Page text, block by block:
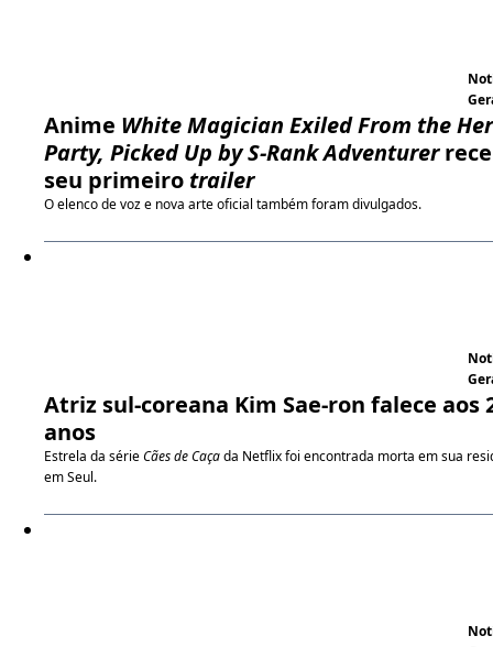
Anime White Magician Exiled From the
Party, Picked Up by S-Rank Adventurer
seu primeiro trailer
O elenco de voz e nova arte oficial também foram divulgados.
Atriz sul-coreana Kim Sae-ron falece aos
anos
Estrela da sérieCães de Caçada Netflix foi encontrada morta em sua
em Seul.